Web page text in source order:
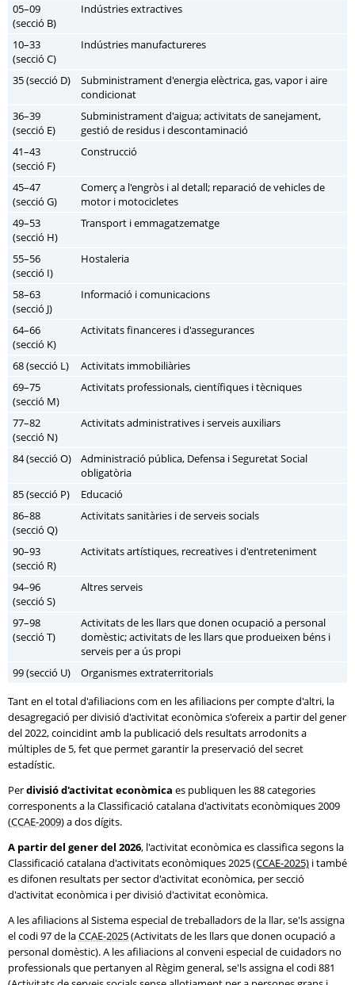
05–09
(secció B)
Indústries extractives
10–33
(secció C)
Indústries manufactureres
35 (secció D)
Subministrament d'energia elèctrica, gas, vapor i aire
condicionat
36–39
(secció E)
Subministrament d'aigua; activitats de sanejament,
gestió de residus i descontaminació
41–43
(secció F)
Construcció
45–47
(secció G)
Comerç a l'engròs i al detall; reparació de vehicles de
motor i motocicletes
49–53
(secció H)
Transport i emmagatzematge
55–56
(secció I)
Hostaleria
58–63
(secció J)
Informació i comunicacions
64–66
(secció K)
Activitats financeres i d'assegurances
68 (secció L)
Activitats immobiliàries
69–75
(secció M)
Activitats professionals, científiques i tècniques
77–82
(secció N)
Activitats administratives i serveis auxiliars
84 (secció O)
Administració pública, Defensa i Seguretat Social
obligatòria
85 (secció P)
Educació
86–88
(secció Q)
Activitats sanitàries i de serveis socials
90–93
(secció R)
Activitats artístiques, recreatives i d'entreteniment
94–96
(secció S)
Altres serveis
97–98
(secció T)
Activitats de les llars que donen ocupació a personal
domèstic; activitats de les llars que produeixen béns i
serveis per a ús propi
99 (secció U)
Organismes extraterritorials
Tant en el total d'afiliacions com en les afiliacions per compte d'altri, la
desagregació per divisió d'activitat econòmica s'ofereix a partir del gener
del 2022, coincidint amb la publicació dels resultats arrodonits a
múltiples de 5, fet que permet garantir la preservació del secret
estadístic.
Perdivisió d'activitat econòmica es publiquen les 88 categories
corresponents a la Classificació catalana d'activitats econòmiques 2009
(CCAE-2009) a dos dígits.
A partir del gener del 2026, l'activitat econòmica es classifica segons la
Classificació catalana d'activitats econòmiques 2025(CCAE-2025) i també
es difonen resultats per sector d'activitat econòmica, per secció
d'activitat econòmica i per divisió d'activitat econòmica.
A les afiliacions al Sistema especial de treballadors de la llar, se'ls assigna
el codi 97 de laCCAE-2025(Activitats de les llars que donen ocupació a
personal domèstic). A les afiliacions al conveni especial de cuidadors no
professionals que pertanyen al Règim general, se'ls assigna el codi 881